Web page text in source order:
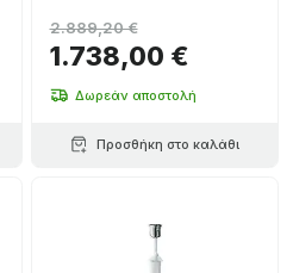
1.738,00 €
2.889,20 €
Δωρεάν αποστολή
Προσθήκη στο καλάθι